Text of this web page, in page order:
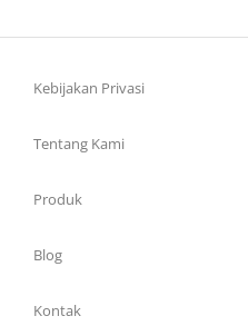
Kebijakan Privasi
Tentang Kami
Produk
Blog
Kontak